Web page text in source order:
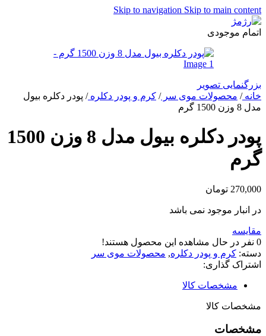
Skip to navigation Skip to main content
اتمام موجودی
بزرگنمایی تصویر
خانه/ محصولات موی سر/ کرم و پودر دکلره/ پودر دکلره بیول
مدل 8 وزن 1500 گرم
پودر دکلره بیول مدل 8 وزن 1500
گرم
270,000 تومان
در انبار موجود نمی باشد
مقایسه
0 نفر در حال مشاهده این محصول هستند!
دسته: کرم و پودر دکلره, محصولات موی سر
اشتراک گذاری:
مشخصات کالا
مشخصات کالا
مشخصات